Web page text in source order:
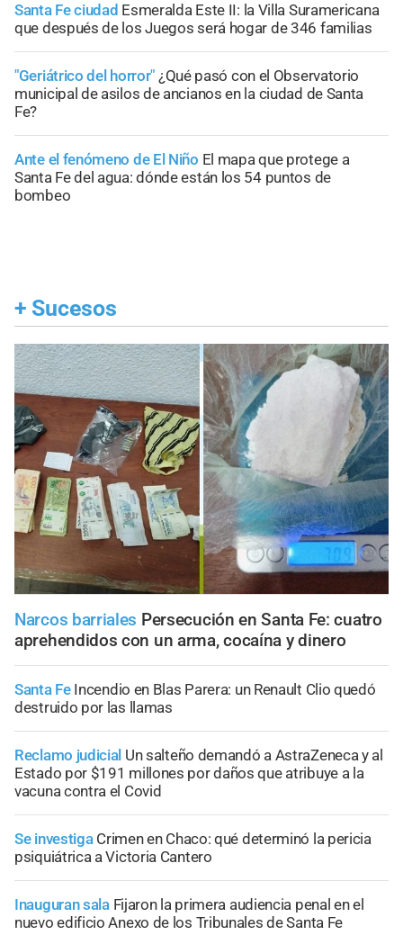
Santa Fe ciudad Esmeralda Este II: la Villa Suramericana
que después de los Juegos será hogar de 346 familias
"Geriátrico del horror" ¿Qué pasó con el Observatorio
municipal de asilos de ancianos en la ciudad de Santa
Fe?
Ante el fenómeno de El Niño El mapa que protege a
Santa Fe del agua: dónde están los 54 puntos de
bombeo
+ Sucesos
Narcos barriales Persecución en Santa Fe: cuatro
aprehendidos con un arma, cocaína y dinero
Santa Fe Incendio en Blas Parera: un Renault Clio quedó
destruido por las llamas
Reclamo judicial Un salteño demandó a AstraZeneca y al
Estado por $191 millones por daños que atribuye a la
vacuna contra el Covid
Se investiga Crimen en Chaco: qué determinó la pericia
psiquiátrica a Victoria Cantero
Inauguran sala Fijaron la primera audiencia penal en el
nuevo edificio Anexo de los Tribunales de Santa Fe